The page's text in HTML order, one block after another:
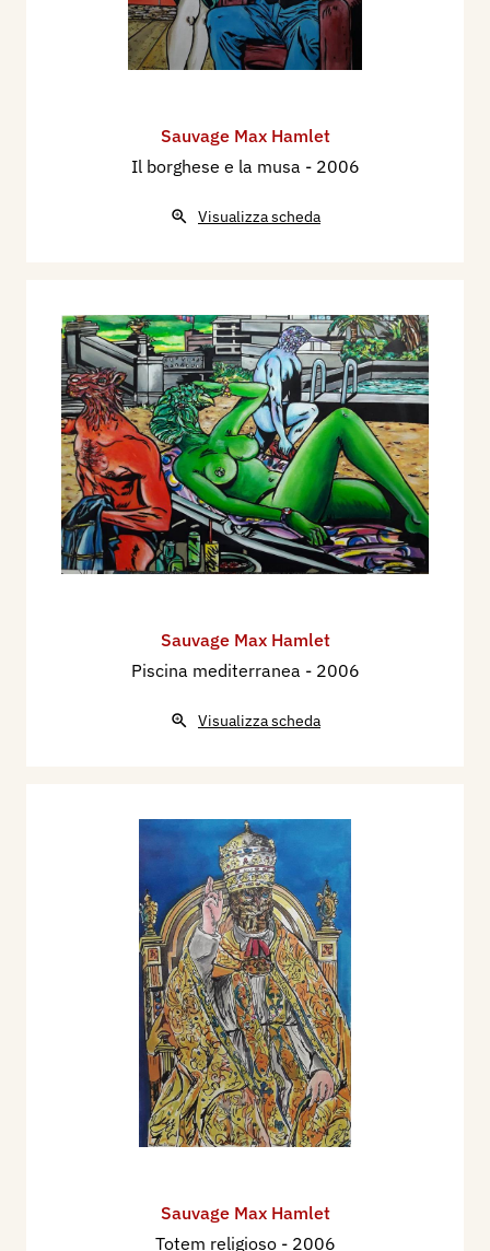
Sauvage Max Hamlet
Il borghese e la musa - 2006
Visualizza scheda
Sauvage Max Hamlet
Piscina mediterranea - 2006
Visualizza scheda
Sauvage Max Hamlet
Totem religioso - 2006